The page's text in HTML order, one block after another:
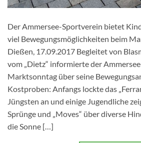
Der Ammersee-Sportverein bietet
viel Bewegungsmöglichkeiten beim
Dießen, 17.09.2017 Begleitet von
vom „Dietz“ informierte der
Marktsonntag über seine
Kostproben: Anfangs lockte das
Jüngsten an und einige Jugendliche
Sprünge und „Moves“ über diverse
die Sonne […]